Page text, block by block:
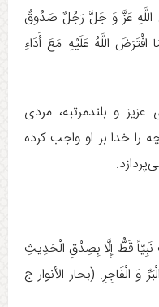
اللَّهِ عَزَّ وَ جَلَّ رَجُلٌ صَدُوقٌ
اللَّهُ عَلَيْهِ مَعَ أَدَاءِ
و بلندمرتبه، مردی
را خدا بر او واجب کرده
نَبِيّاً قَطُّ إِلَّا بِصِدْقِ الْحَدِيثِ
وَ الْفَاجِرِ. (بحار الأنوار ج